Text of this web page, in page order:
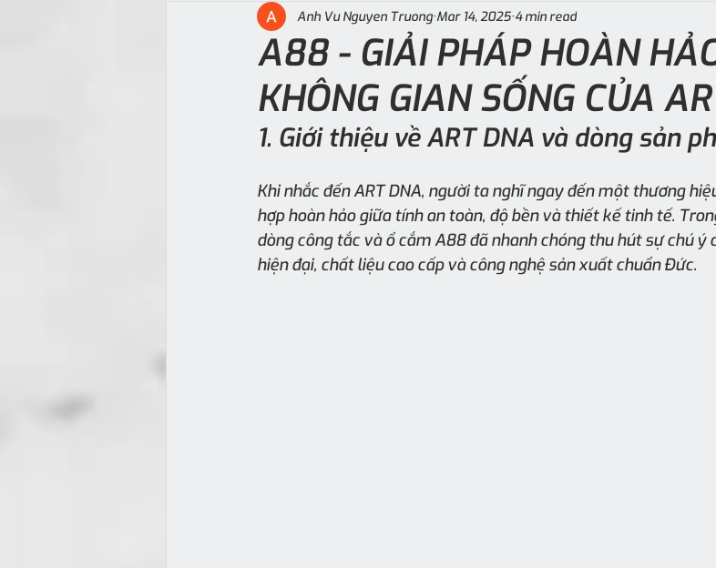
A88 - GIẢI PHÁP HOÀN
KHÔNG GIAN SỐNG CỦA
Anh Vu Nguyen Truong Mar 14, 2025 4 min read
1. Giới thiệu về ART DNA và dòng sản
Khi nhắc đến ART DNA, người ta nghĩ ngay đến một thương
hợp hoàn hảo giữa tính an toàn, độ bền và thiết kế tinh tế.
dòng công tắc và ổ cắm A88 đã nhanh chóng thu hút sự chú
hiện đại, chất liệu cao cấp và công nghệ sản xuất chuẩn Đức.